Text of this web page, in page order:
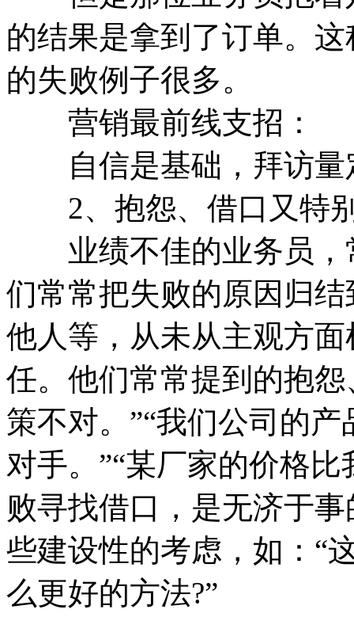
的结果是拿到了订单。
的失败例子很多。
营销最前线支招：
自信是基础，拜访量
2、抱怨、借口又特
业绩不佳的业务员，
们常常把失败的原因归
他人等，从未从主观方
任。他们常常提到的抱
策不对。”“我们公司的
对手。”“某厂家的价格
败寻找借口，是无济于
些建设性的考虑，如：“
么更好的方法?”